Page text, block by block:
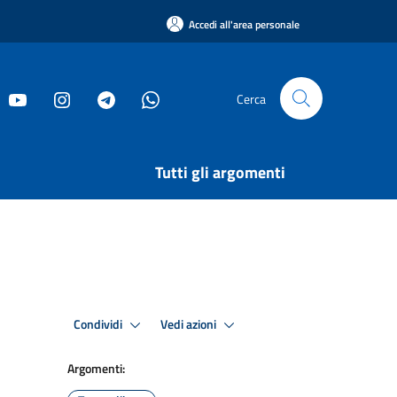
Accedi all'area personale
Cerca
Tutti gli argomenti
Condividi Vedi azioni
Argomenti: